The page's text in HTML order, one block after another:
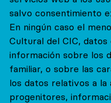
salvo consentimiento
En ningún caso el
Cultural del CIC,
información sobre los
familiar, o sobre las
los datos relativos a
progenitores,